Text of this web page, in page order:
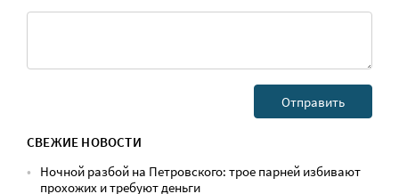
СВЕЖИЕ НОВОСТИ
Ночной разбой на Петровского: трое парней избивают
прохожих и требуют деньги